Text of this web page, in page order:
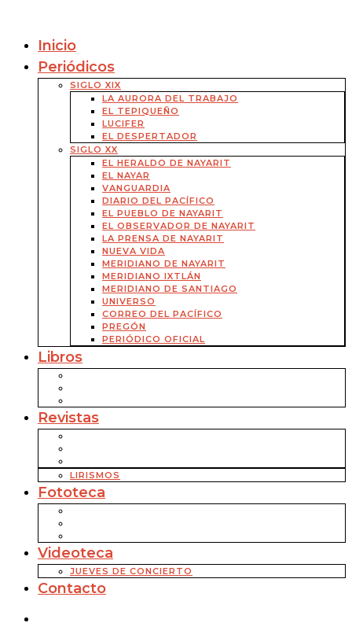
Inicio
Periódicos
SIGLO XIX
LA AURORA DEL TRABAJO
EL TEPIQUEÑO
LUCIFER
EL DESPERTADOR
SIGLO XX
EL HERALDO DE NAYARIT
EL NAYAR
VANGUARDIA
DIARIO DEL PACÍFICO
EL PUEBLO DE NAYARIT
EL OBSERVADOR DE NAYARIT
LA PRENSA DE NAYARIT
NUEVA VIDA
MERIDIANO DE NAYARIT
MERIDIANO IXTLÁN
MERIDIANO DE SANTIAGO
UNIVERSO
CORREO DEL PACÍFICO
PREGÓN
PERIÓDICO OFICIAL
Libros
Revistas
LIRISMOS
Fototeca
Videoteca
JUEVES DE CONCIERTO
Contacto